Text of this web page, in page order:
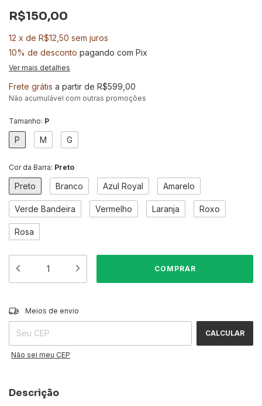
R$150,00
12 x de R$12,50 sem juros
10% de desconto pagando com Pix
Ver mais detalhes
Frete grátis a partir de R$599,00
Não acumulável com outras promoções
Tamanho: P
P M G
Cor da Barra: Preto
Preto Branco Azul Royal Amarelo
Verde Bandeira Vermelho Laranja Roxo
Rosa
Entregas para o CEP:
Meios de envio
CALCULAR
Não sei meu CEP
Descrição